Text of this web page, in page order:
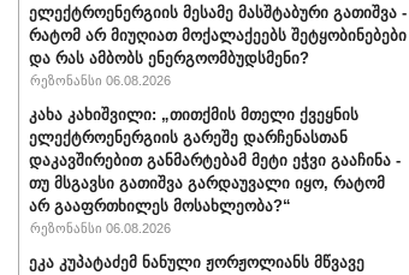
ელექტროენერგიის მესამე მასშტაბური გათიშვა -
რატომ არ მიუღიათ მოქალაქეებს შეტყობინებები
და რას ამბობს ენერგოომბუდსმენი?
რეზონანსი 06.08.2026
კახა კახიშვილი: „თითქმის მთელი ქვეყნის
ელექტროენერგიის გარეშე დარჩენასთან
დაკავშირებით განმარტებამ მეტი ეჭვი გააჩინა -
თუ მსგავსი გათიშვა გარდაუვალი იყო, რატომ
არ გააფრთხილეს მოსახლეობა?“
რეზონანსი 06.08.2026
ეკა კუპატაძემ ნანული ჟორჟოლიანს მწვავე